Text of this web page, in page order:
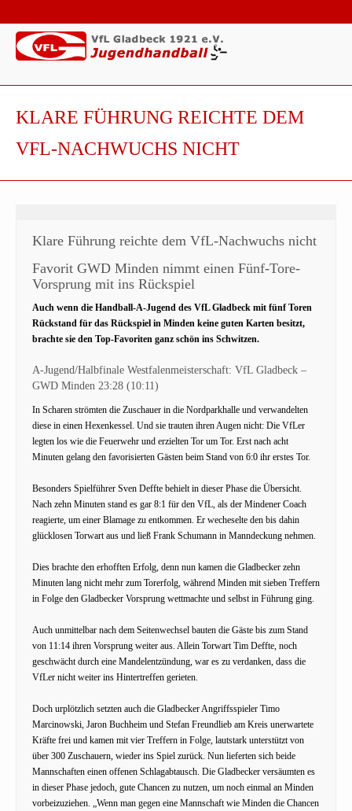
KLARE FÜHRUNG REICHTE DEM
VFL-NACHWUCHS NICHT
Klare Führung reichte dem VfL-Nachwuchs nicht
Favorit GWD Minden nimmt einen Fünf-Tore-
Vorsprung mit ins Rückspiel
Auch wenn die Handball-A-Jugend des VfL Gladbeck mit fünf Toren
Rückstand für das Rückspiel in Minden keine guten Karten besitzt,
brachte sie den Top-Favoriten ganz schön ins Schwitzen.
A-Jugend/Halbfinale Westfalenmeisterschaft: VfL Gladbeck –
GWD Minden 23:28 (10:11)
In Scharen strömten die Zuschauer in die Nordparkhalle und verwandelten
diese in einen Hexenkessel. Und sie trauten ihren Augen nicht: Die VfLer
legten los wie die Feuerwehr und erzielten Tor um Tor. Erst nach acht
Minuten gelang den favorisierten Gästen beim Stand von 6:0 ihr erstes Tor.
Besonders Spielführer Sven Deffte behielt in dieser Phase die Übersicht.
Nach zehn Minuten stand es gar 8:1 für den VfL, als der Mindener Coach
reagierte, um einer Blamage zu entkommen. Er wecheselte den bis dahin
glücklosen Torwart aus und ließ Frank Schumann in Manndeckung nehmen.
Dies brachte den erhofften Erfolg, denn nun kamen die Gladbecker zehn
Minuten lang nicht mehr zum Torerfolg, während Minden mit sieben Treffern
in Folge den Gladbecker Vorsprung wettmachte und selbst in Führung ging.
Auch unmittelbar nach dem Seitenwechsel bauten die Gäste bis zum Stand
von 11:14 ihren Vorsprung weiter aus. Allein Torwart Tim Deffte, noch
geschwächt durch eine Mandelentzündung, war es zu verdanken, dass die
VfLer nicht weiter ins Hintertreffen gerieten.
Doch urplötzlich setzten auch die Gladbecker Angriffsspieler Timo
Marcinowski, Jaron Buchheim und Stefan Freundlieb am Kreis unerwartete
Kräfte frei und kamen mit vier Treffern in Folge, lautstark unterstützt von
über 300 Zuschauern, wieder ins Spiel zurück. Nun lieferten sich beide
Mannschaften einen offenen Schlagabtausch. Die Gladbecker versäumten es
in dieser Phase jedoch, gute Chancen zu nutzen, um noch einmal an Minden
vorbeizuziehen. „Wenn man gegen eine Mannschaft wie Minden die Chancen